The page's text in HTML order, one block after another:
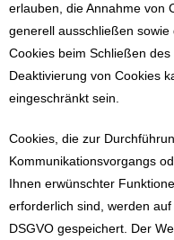
erlauben, die Annahme von
generell ausschließen
Cookies beim Schließen
Deaktivierung von Cookies
eingeschränkt sein.
Cookies, die zur
Kommunikationsvorgangs
Ihnen erwünschter
erforderlich sind, werden
DSGVO gespeichert. Der